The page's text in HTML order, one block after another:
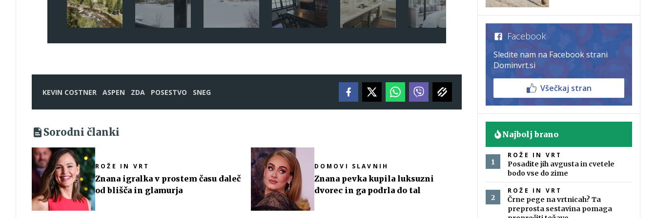
KEVIN COSTNER ASPEN ZDA POSESTVO SNEG
Sorodni članki
ROŽE IN VRT
Znana igralka v prostem času daleč
od blišča in glamurja
DOMOVI SLAVNIH
Znana pevka kupila luksuzni
dvorec in ga podrla do tal
Facebook
Sledite nam na Facebook strani
Dominvrt.si
Všečkaj stran
Najbolj brano
ROŽE IN VRT
Posadite jih avgusta in cvetele
bodo vse do zime
ROŽE IN VRT
Črne pege na vrtnicah? Ta
preprosta sestavina pomaga